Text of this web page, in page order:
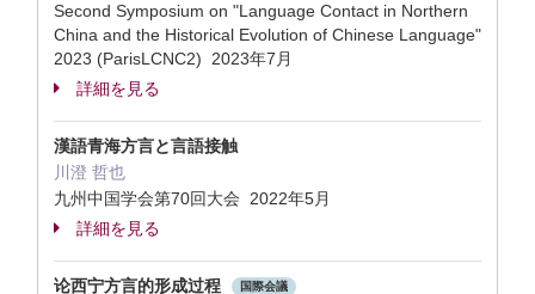
Second Symposium on "Language Contact in Northern
China and the Historical Evolution of Chinese Language"
2023 (ParisLCNC2) 2023年7月
詳細を見る
漢語青海方言と言語接触
川澄 哲也
九州中国学会第70回大会 2022年5月
詳細を見る
论西宁方言的形成过程 国際会議